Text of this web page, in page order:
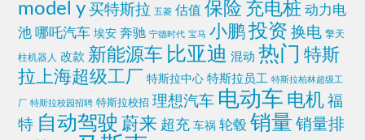
model y 买特斯拉 五菱 估值 保险 充电桩 动力电
池 哪吒汽车 埃安 奔驰 宁德时代 宝马 小鹏投资 换电 擎天
柱机器人 改款 新能源车 比亚迪 混动 热门 特斯
拉上海超级工厂
特斯拉中心 特斯拉员工 特斯拉柏林超级工
厂 特斯拉校园招聘 特斯拉校招 理想汽车 电动车 电机 福
特 自动驾驶 蔚来 超充 车祸 轮毂 销量 销量排